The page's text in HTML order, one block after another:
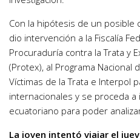
Con la hipótesis de un posible
dio intervención a la Fiscalía
Procuraduría contra la Trata y
(Protex), al Programa Nacional
Víctimas de la Trata e Interpol
internacionales y se proceda a
ecuatoriano para poder
La joven intentó viajar el